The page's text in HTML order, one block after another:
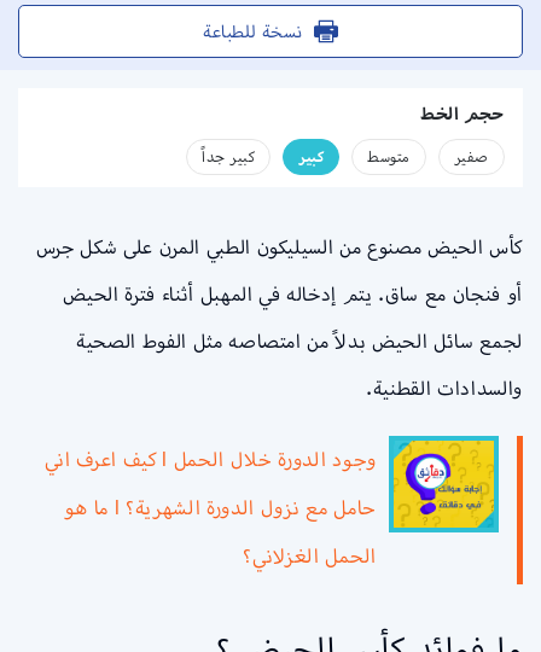
نسخة للطباعة
حجم الخط
صفير متوسط كبير كبير جداً
كأس الحيض مصنوع من السيليكون الطبي المرن على شكل جرس
أو فنجان مع ساق. يتم إدخاله في المهبل أثناء فترة الحيض
لجمع سائل الحيض بدلاً من امتصاصه مثل الفوط الصحية
والسدادات القطنية.
وجود الدورة خلال الحمل l كيف اعرف اني
حامل مع نزول الدورة الشهرية؟ l ما هو
الحمل الغزلاني؟